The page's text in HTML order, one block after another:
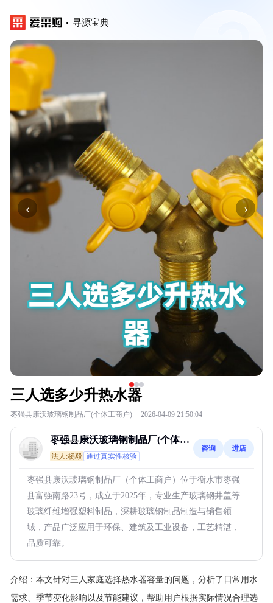
寻源宝典
‹ ›
三人选多少升热水器
枣强县康沃玻璃钢制品厂(个体工商户) · 2026-04-09 21:50:04
枣强县康沃玻璃钢制品厂(个体工
商户)
法人:杨毅 通过真实性核验
咨询 进店
枣强县康沃玻璃钢制品厂（个体工商户）位于衡水市枣强
县富强南路23号，成立于2025年，专业生产玻璃钢井盖等
玻璃纤维增强塑料制品，深耕玻璃钢制品制造与销售领
域，产品广泛应用于环保、建筑及工业设备，工艺精湛，
品质可靠。
介绍： 本文针对三人家庭选择热水器容量的问题，分析了日常用水
需求、季节变化影响以及节能建议，帮助用户根据实际情况合理选